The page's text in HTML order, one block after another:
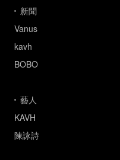
新聞
Vanus
kavh
BOBO
藝人
KAVH
陳詠詩